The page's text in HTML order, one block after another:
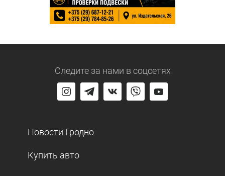
Следите за нами в соцсетях
Новости Гродно
Купить авто